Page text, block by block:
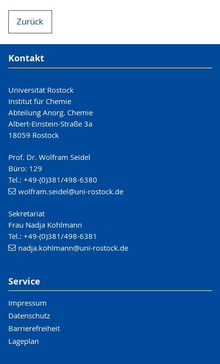
Zurück
Kontakt
Universität Rostock
Institut für Chemie
Abteilung Anorg. Chemie
Albert-Einstein-Straße 3a
18059 Rostock
Prof. Dr. Wolfram Seidel
Büro: 129
Tel.: +49-(0)381/498-6380
wolfram.seidel@uni-rostock.de
Sekretariat
Frau Nadja Kohlmann
Tel.: +49-(0)381/498-6381
nadja.kohlmann@uni-rostock.de
Service
Impressum
Datenschutz
Barrierefreiheit
Lageplan